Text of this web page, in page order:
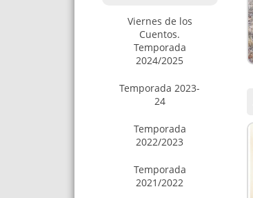
Viernes de los
Cuentos.
Temporada
2024/2025
Temporada 2023-
24
Temporada
2022/2023
Temporada
2021/2022